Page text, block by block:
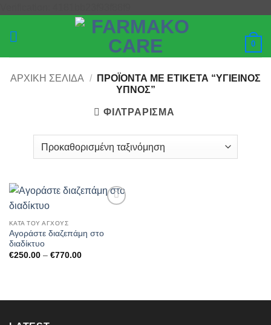
στο
περιεχόμενο
0
ΑΡΧΙΚΉ ΣΕΛΊΔΑ /
ΠΡΟΪΌΝΤΑ ΜΕ ΕΤΙΚΈΤΑ “ΥΓΙΕΙΝΌΣ
ΎΠΝΟΣ”
ΦΙΛΤΡΆΡΙΣΜΑ
ΚΑΤΆ ΤΟΥ ΆΓΧΟΥΣ
Αγοράστε διαζεπάμη στο
διαδίκτυο
€250.00 – €770.00Price